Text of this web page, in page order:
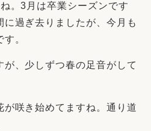
。3月は卒業シーズンです
過ぎ去りましたが、今月も
。
が、少しずつ春の足音がして
が咲き始めてますね。通り道